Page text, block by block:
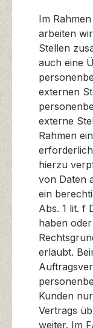
Im
arbeiten
Stellen
auch eine
externen
externe
Rahmen
hierzu
von Daten
ein
Abs. 1 lit. f
haben
erlaubt.
Kunden
Vertrags
weiter. Im